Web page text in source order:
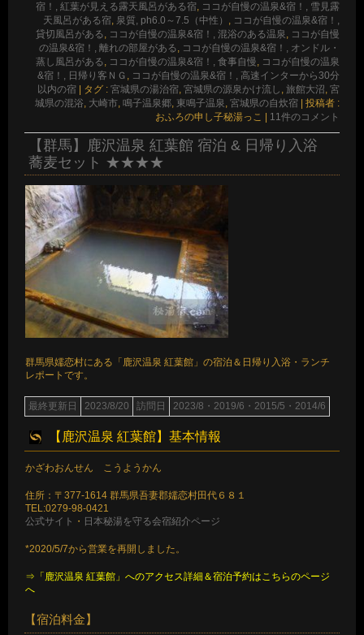
宿！, 紅葉が見える露天風呂がある宿, ココが自慢の温泉&宿！, 雪見露
天風呂がある宿, 泉質, ph6.0～7.5（中性） , ココが自慢の温泉&宿！,
貸切風呂がある, ココが自慢の温泉&宿！, 混浴のある温泉, ココが自慢
の温泉&宿！, 離れの部屋がある, ココが自慢の温泉&宿！, オンドル・
蒸し風呂がある, ココが自慢の温泉&宿！, 食事自慢, ココが自慢の温泉
&宿！, 日帰り客ＮＧ , ココが自慢の温泉&宿！, 高速インターから30分
以内の宿
タグ : 宮城県の湯治宿, 宮城県の源泉かけ流し , 旅館大沼, 宮
城県の混浴, 大崎市, 鳴子温泉郷, 東鳴子温泉, 宮城県の自炊宿
投稿者 :
おふろの申し子秘湯っこ
11件のコメント
【群馬】鹿沢温泉 紅葉館 宿泊 & 日帰り入浴
蕎麦セット ★★★★
群馬県嬬恋村にある「鹿沢温泉 紅葉館」の宿泊＆日帰り入浴・ランチ
レポートです。
最終更新日 2023/8/20 訪問日 2023/8・2019/6・2015/5・2014/6
【鹿沢温泉 紅葉館】基本情報
かざわおんせん こうようかん
住所：〒377-1614 群馬県吾妻郡嬬恋村田代６８１
TEL:0279-98-0421
公式サイト ・ 日本秘湯を守る会宿紹介ページ
*2020/5/7から営業を再開しました。
⇒「鹿沢温泉 紅葉館」へのアクセス詳細＆宿泊予約はこちらのページ
へ
【宿泊料金】